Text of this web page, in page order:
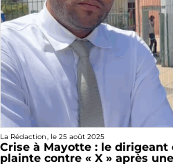
La Rédaction, le 25 août 2025
Crise à Mayotte : le dirigeant
plainte contre « X » après